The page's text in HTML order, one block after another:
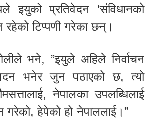
इयुको प्रतिवेदन ‘संविधानको
रहेको टिप्पणी गरेका छन्।
भने, ”इयुले अहिले निर्वाचन
भनेर जुन पठाएको छ, त्यो
नेपालका उपलब्धिलाई
हेपेको हो नेपाललाई।”